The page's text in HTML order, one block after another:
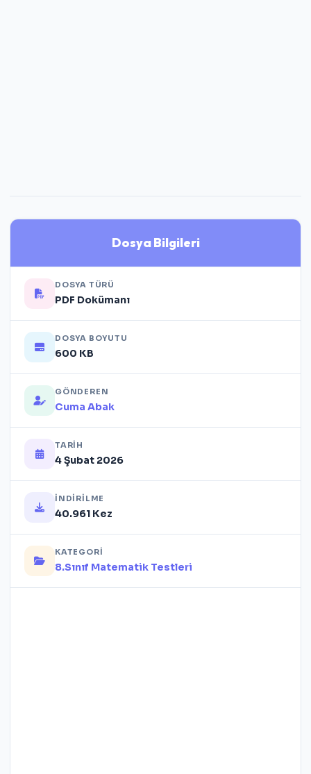
Dosya Bilgileri
DOSYA TÜRÜ
PDF Dokümanı
DOSYA BOYUTU
600 KB
GÖNDEREN
Cuma Abak
TARIH
4 Şubat 2026
İNDIRILME
40.961 Kez
KATEGORI
8.Sınıf Matematik Testleri